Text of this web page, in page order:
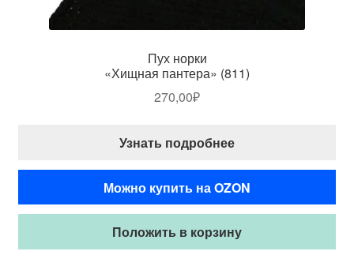
Пух норки
«Хищная пантера» (811)
270,00₽
Узнать подробнее
Можно купить на OZON
Положить в корзину